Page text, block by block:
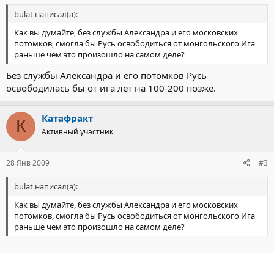
bulat написал(а):
Как вы думайте, без службы Александра и его московских
потомков, смогла бы Русь освободиться от монгольского Ига
раньше чем это произошло на самом деле?
Без службы Александра и его потомков Русь
освободилась бы от ига лет на 100-200 позже.
К Катафракт
Активный участник
28 Янв 2009 #3
bulat написал(а):
Как вы думайте, без службы Александра и его московских
потомков, смогла бы Русь освободиться от монгольского Ига
раньше чем это произошло на самом деле?